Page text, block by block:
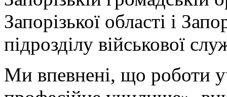
Запорізької області і
підрозділу військової
Ми впевнені, що роботи